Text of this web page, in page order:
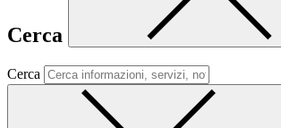
Cerca
Cerca